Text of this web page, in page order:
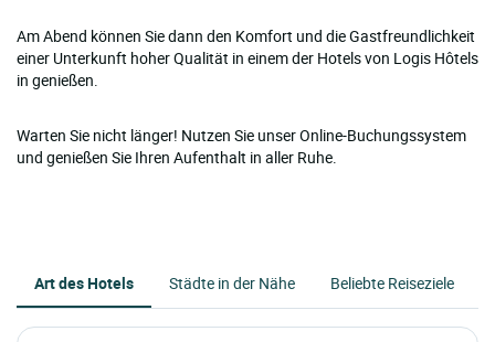
Am Abend können Sie dann den Komfort und die Gastfreundlichkeit
einer Unterkunft hoher Qualität in einem der Hotels von Logis Hôtels
in genießen.
Warten Sie nicht länger! Nutzen Sie unser Online-Buchungssystem
und genießen Sie Ihren Aufenthalt in aller Ruhe.
Art des Hotels Städte in der Nähe Beliebte Reiseziele